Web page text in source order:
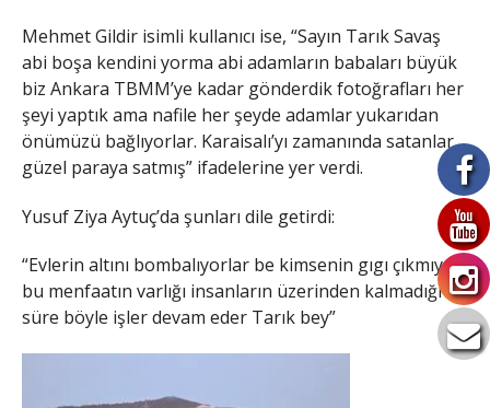
Mehmet Gildir isimli kullanıcı ise, “Sayın Tarık Savaş
abi boşa kendini yorma abi adamların babaları büyük
biz Ankara TBMM’ye kadar gönderdik fotoğrafları her
şeyi yaptık ama nafile her şeyde adamlar yukarıdan
önümüzü bağlıyorlar. Karaisalı’yı zamanında satanlar
güzel paraya satmış” ifadelerine yer verdi.
Yusuf Ziya Aytuç’da şunları dile getirdi:
“Evlerin altını bombalıyorlar be kimsenin gıgı çıkmıyor
bu menfaatın varlığı insanların üzerinden kalmadığı
süre böyle işler devam eder Tarık bey”